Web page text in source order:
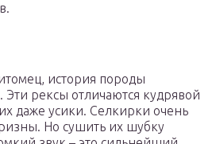
история породы
Эти рексы отличаются кудрявой
даже усики. Селкирки очень
Но сушить их шубку